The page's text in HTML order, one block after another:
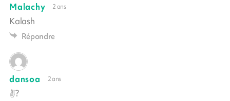
Malachy 2 ans
Kalash
Répondre
dansoa 2 ans
✌?